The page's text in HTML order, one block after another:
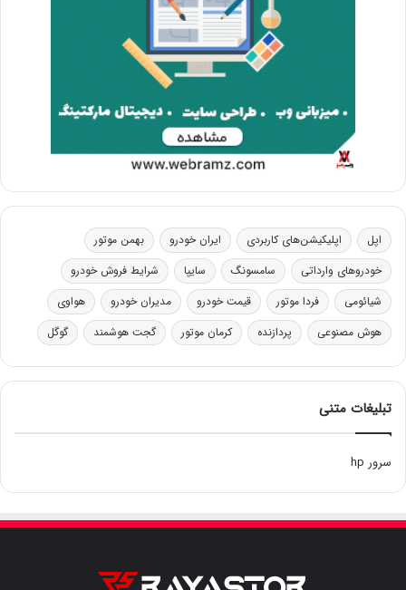
اپل اپلیکیشن‌های کاربردی ایران خودرو
بهمن موتور
خودروهای وارداتی
سامسونگ سایپا
شرایط فروش خودرو
شیائومی
فردا موتور قیمت خودرو مدیران خودرو
هواوی
هوش مصنوعی
پردازنده کرمان موتور گجت هوشمند گوگل
تبلیغات متنی
سرور hp